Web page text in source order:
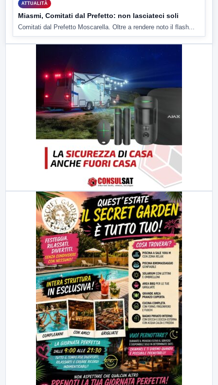
ATTUALITÀ
Miasmi, Comitati dal Prefetto: non lasciateci soli
Comitati dal Prefetto Moscarella. Oltre a rendere noto il flash...